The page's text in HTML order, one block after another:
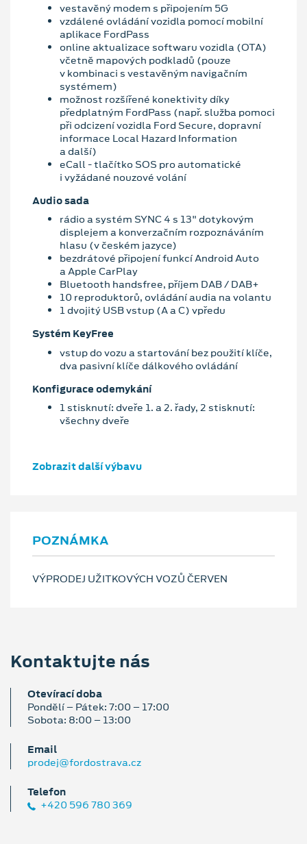
vestavěný modem s připojením 5G
vzdálené ovládání vozidla pomocí mobilní
aplikace FordPass
online aktualizace softwaru vozidla (OTA)
včetně mapových podkladů (pouze
v kombinaci s vestavěným navigačním
systémem)
možnost rozšířené konektivity díky
předplatným FordPass (např. služba pomoci
při odcizení vozidla Ford Secure, dopravní
informace Local Hazard Information
a další)
eCall - tlačítko SOS pro automatické
i vyžádané nouzové volání
Audio sada
rádio a systém SYNC 4 s 13" dotykovým
displejem a konverzačním rozpoznáváním
hlasu (v českém jazyce)
bezdrátové připojení funkcí Android Auto
a Apple CarPlay
Bluetooth handsfree, příjem DAB / DAB+
10 reproduktorů, ovládání audia na volantu
1 dvojitý USB vstup (A a C) vpředu
Systém KeyFree
vstup do vozu a startování bez použití klíče,
dva pasivní klíče dálkového ovládání
Konfigurace odemykání
1 stisknutí: dveře 1. a 2. řady, 2 stisknutí:
všechny dveře
Zobrazit další výbavu
POZNÁMKA
VÝPRODEJ UŽITKOVÝCH VOZŮ ČERVEN
Kontaktujte nás
Otevírací doba
Pondělí – Pátek: 7:00 – 17:00
Sobota: 8:00 – 13:00
Email
prodej@fordostrava.cz
Telefon
+420 596 780 369